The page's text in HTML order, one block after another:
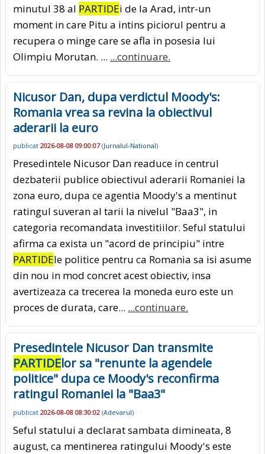
minutul 38 al PARTIDEi de la Arad, intr-un
moment in care Pitu a intins piciorul pentru a
recupera o minge care se afla in posesia lui
Olimpiu Morutan. ... ...continuare.
Nicusor Dan, dupa verdictul Moody's:
Romania vrea sa revina la obiectivul
aderarii la euro
publicat 2026-08-08 09:00:07(Jurnalul-National)
Presedintele Nicusor Dan readuce in centrul
dezbaterii publice obiectivul aderarii Romaniei la
zona euro, dupa ce agentia Moody's a mentinut
ratingul suveran al tarii la nivelul "Baa3", in
categoria recomandata investitiilor. Seful statului
afirma ca exista un "acord de principiu" intre
PARTIDEle politice pentru ca Romania sa isi asume
din nou in mod concret acest obiectiv, insa
avertizeaza ca trecerea la moneda euro este un
proces de durata, care... ...continuare.
Presedintele Nicusor Dan transmite
PARTIDElor sa "renunte la agendele
politice" dupa ce Moody's reconfirma
ratingul Romaniei la "Baa3"
publicat 2026-08-08 08:30:02 (Adevarul)
Seful statului a declarat sambata dimineata, 8
august, ca mentinerea ratingului Moody's este